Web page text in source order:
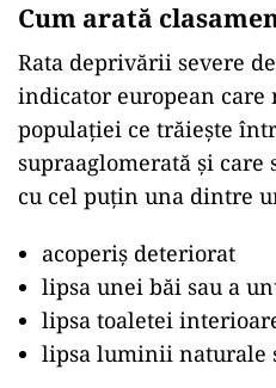
Cum arată
Rata deprivării severe
indicator european care
populației ce trăiește
supraaglomerată și
cu cel puțin una dintre
acoperiș deteriorat
lipsa unei băi sau a
lipsa toaletei
lipsa luminii naturale